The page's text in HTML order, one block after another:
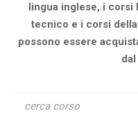
lingua inglese, i corsi
tecnico e i corsi
possono essere